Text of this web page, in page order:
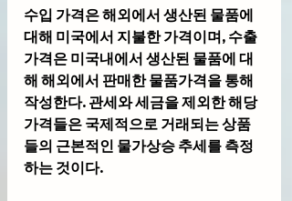
수입 가격은 해외에서 생산된 물품에
대해 미국에서 지불한 가격이며, 수출
가격은 미국내에서 생산된 물품에 대
해 해외에서 판매한 물품가격을 통해
작성한다. 관세와 세금을 제외한 해당
가격들은 국제적으로 거래되는 상품
들의 근본적인 물가상승 추세를 측정
하는 것이다.